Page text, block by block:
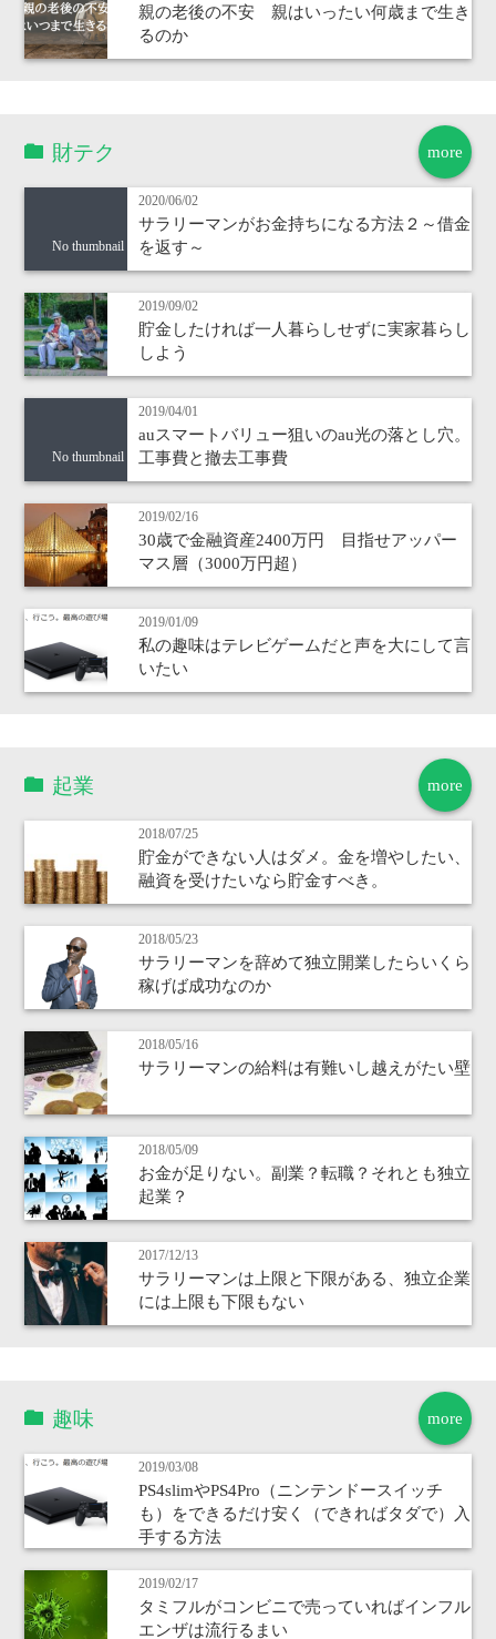
親の老後の不安 親はいったい何歳まで生き
るのか
more
財テク
No thumbnail
2020/06/02
サラリーマンがお金持ちになる方法２～借金
を返す～
2019/09/02
貯金したければ一人暮らしせずに実家暮らし
しよう
No thumbnail
2019/04/01
auスマートバリュー狙いのau光の落とし穴。
工事費と撤去工事費
2019/02/16
30歳で金融資産2400万円 目指せアッパー
マス層（3000万円超）
2019/01/09
私の趣味はテレビゲームだと声を大にして言
いたい
more
起業
2018/07/25
貯金ができない人はダメ。金を増やしたい、
融資を受けたいなら貯金すべき。
2018/05/23
サラリーマンを辞めて独立開業したらいくら
稼げば成功なのか
2018/05/16
サラリーマンの給料は有難いし越えがたい壁
2018/05/09
お金が足りない。副業？転職？それとも独立
起業？
2017/12/13
サラリーマンは上限と下限がある、独立企業
には上限も下限もない
more
趣味
2019/03/08
PS4slimやPS4Pro（ニンテンドースイッチ
も）をできるだけ安く（できればタダで）入
手する方法
2019/02/17
タミフルがコンビニで売っていればインフル
エンザは流行るまい